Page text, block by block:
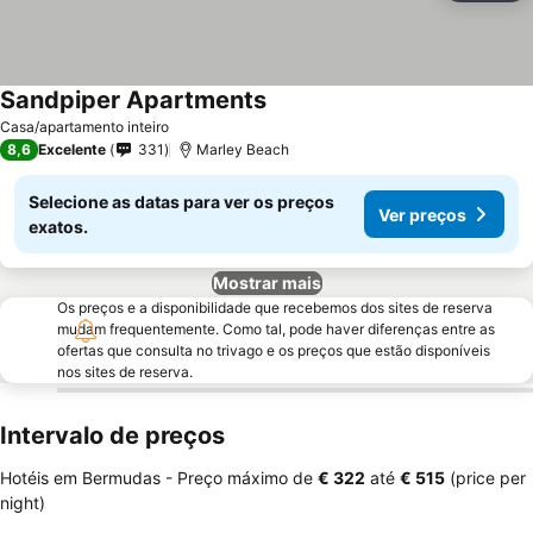
Casa/apartamento inteiro
Sandpiper Apartments
8,6 Excelente 331 Marley Beach
Selecione as datas para ver os preços
exatos.
Ver preços
Mostrar mais
Os preços e a disponibilidade que recebemos dos sites de reserva
mudam frequentemente. Como tal, pode haver diferenças entre as
ofertas que consulta no trivago e os preços que estão disponíveis
nos sites de reserva.
Intervalo de preços
Hotéis em Bermudas - Preço máximo de ‎€ 322 até ‎€ 515 (price per
night)